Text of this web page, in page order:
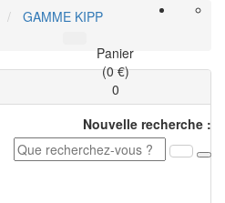
Panier
(0 €)
0
Nouvelle recherche :
GAMME KIPP